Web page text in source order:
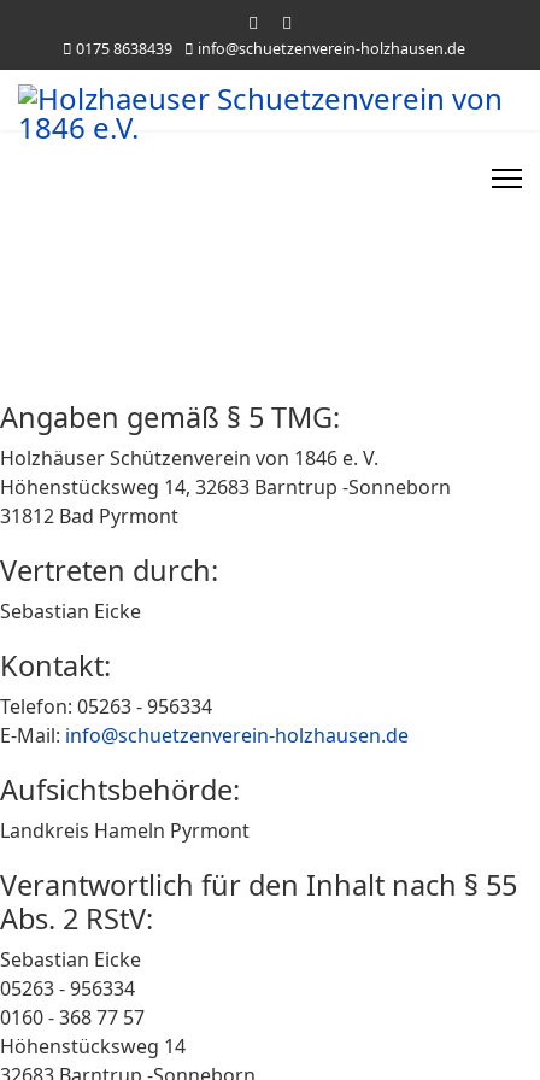
0175 8638439 info@schuetzenverein-holzhausen.de
Angaben gemäß § 5 TMG:
Holzhäuser Schützenverein von 1846 e. V.
Höhenstücksweg 14, 32683 Barntrup -Sonneborn
31812 Bad Pyrmont
Vertreten durch:
Sebastian Eicke
Kontakt:
Telefon: 05263 - 956334
E-Mail: info@schuetzenverein-holzhausen.de
Aufsichtsbehörde:
Landkreis Hameln Pyrmont
Verantwortlich für den Inhalt nach § 55
Abs. 2 RStV:
Sebastian Eicke
05263 - 956334
0160 - 368 77 57
Höhenstücksweg 14